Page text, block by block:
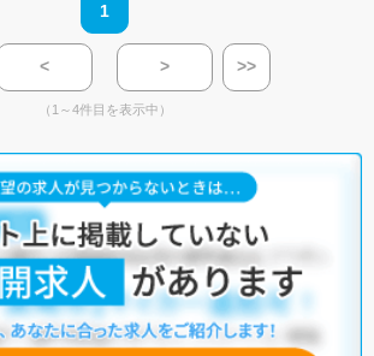
1
< > >>
（1～4件目を表示中）